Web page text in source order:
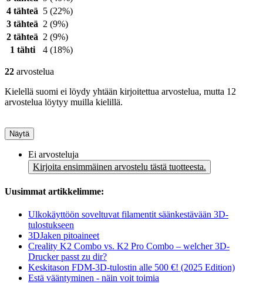
4 tähteä 5 (22%)
3 tähteä 2 (9%)
2 tähteä 2 (9%)
1 tähti
4 (18%)
22 arvostelua
Kielellä suomi ei löydy yhtään kirjoitettua arvostelua, mutta 12
arvostelua löytyy muilla kielillä.
Näytä
Ei arvosteluja
Kirjoita ensimmäinen arvostelu tästä tuotteesta.
Uusimmat artikkelimme:
Ulkokäyttöön soveltuvat filamentit säänkestävään 3D-
tulostukseen
3DJaken pitoaineet
Creality K2 Combo vs. K2 Pro Combo – welcher 3D-
Drucker passt zu dir?
Keskitason FDM-3D-tulostin alle 500 €! (2025 Edition)
Estä vääntyminen - näin voit toimia